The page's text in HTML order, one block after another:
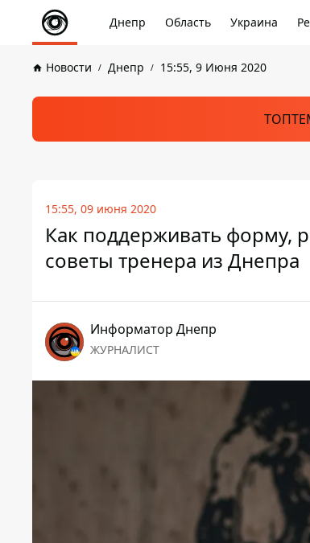
Днепр Область Украина
Новости Днепр 15:55, 9 Июня 2020
15:55, 09 июня 2020
Как поддерживать форму,
советы тренера из Днепра
Информатор Днепр
ЖУРНАЛИСТ